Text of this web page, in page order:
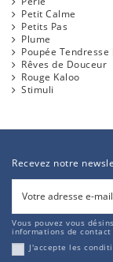
Petit Calme
Petits Pas
Plume
Poupée Tendresse
Rêves de Douceur
Rouge Kaloo
Stimuli
Recevez notre
Vous pouvez vous
informations de
J'accepte les